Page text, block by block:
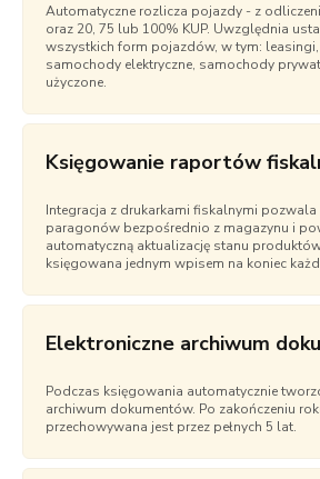
Automatyczne rozlicza pojazdy - z
oraz 20, 75 lub 100% KUP. Uwzględnia
wszystkich form pojazdów, w tym: leasingi,
samochody elektryczne, samochody
użyczone.
Księgowanie raportów
Integracja z drukarkami fiskalnymi
paragonów bezpośrednio z magazynu i
automatyczną aktualizację stanu produktów. Sprzedaż
księgowana jednym wpisem na koniec
Elektroniczne archiwum
Podczas księgowania automatycznie
archiwum dokumentów. Po zakończeniu roku dokumentacja
przechowywana jest przez pełnych 5 lat.